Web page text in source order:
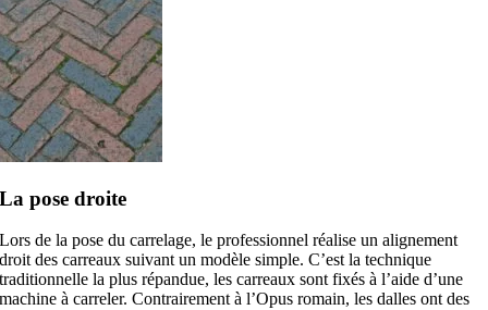
La pose droite
Lors de la pose du carrelage, le professionnel réalise un alignement
droit des carreaux suivant un modèle simple. C’est la technique
traditionnelle la plus répandue, les carreaux sont fixés à l’aide d’une
machine à carreler. Contrairement à l’Opus romain, les dalles ont des